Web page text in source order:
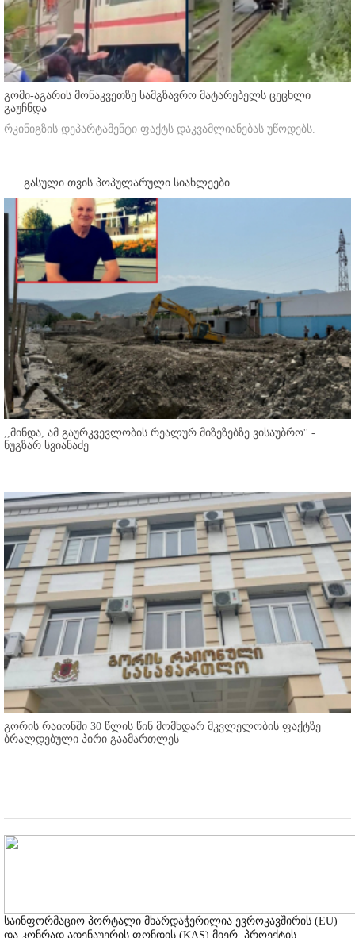
გომი-აგარის მონაკვეთზე სამგზავრო მატარებელს ცეცხლი
გაუჩნდა
რკინიგზის დეპარტამენტი ფაქტს დაკვამლიანებას უწოდებს.
გასული თვის პოპულარული სიახლეები
,,მინდა, ამ გაურკვევლობის რეალურ მიზეზებზე ვისაუბრო'' -
ნუგზარ სვიანაძე
გორის რაიონში 30 წლის წინ მომხდარ მკვლელობის ფაქტზე
ბრალდებული პირი გაამართლეს
საინფორმაციო პორტალი მხარდაჭერილია ევროკავშირის (EU)
და კონრად ადენაუერის ფონდის (KAS) მიერ, პროექტის